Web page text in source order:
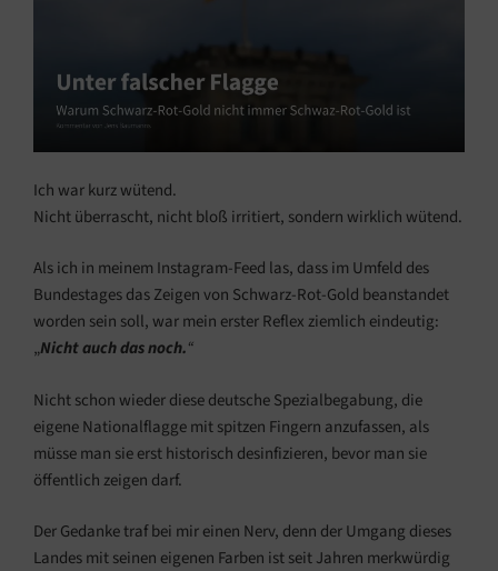
Ich war kurz wütend.
Nicht überrascht, nicht bloß irritiert, sondern wirklich wütend.
Als ich in meinem Instagram-Feed las, dass im Umfeld des
Bundestages das Zeigen von Schwarz-Rot-Gold beanstandet
worden sein soll, war mein erster Reflex ziemlich eindeutig:
„Nicht auch das noch.“
Nicht schon wieder diese deutsche Spezialbegabung, die
eigene Nationalflagge mit spitzen Fingern anzufassen, als
müsse man sie erst historisch desinfizieren, bevor man sie
öffentlich zeigen darf.
Der Gedanke traf bei mir einen Nerv, denn der Umgang dieses
Landes mit seinen eigenen Farben ist seit Jahren merkwürdig